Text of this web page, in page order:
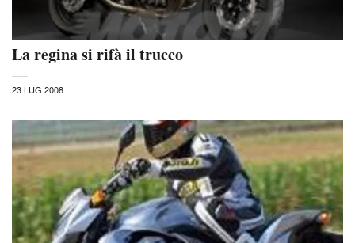
La regina si rifà il trucco
23 LUG 2008